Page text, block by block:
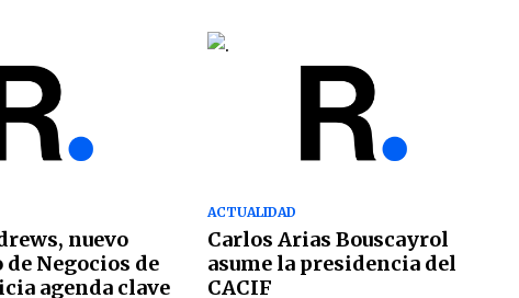
nuevo
Negocios de
agenda clave
ACTUALIDAD
Carlos Arias Bouscayrol
asume la presidencia del
CACIF